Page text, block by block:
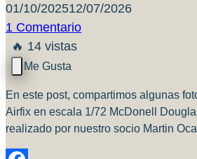
01/10/202512/07/2026
1 Comentario
🔥 14 vistas
En este post, compartimos algunas
Airfix en escala 1/72 McDonell
realizado por nuestro socio Martin